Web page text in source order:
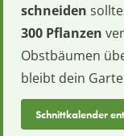
schneiden
300 Pflanzen
Obstbäumen
bleibt dein
Schnittkalender